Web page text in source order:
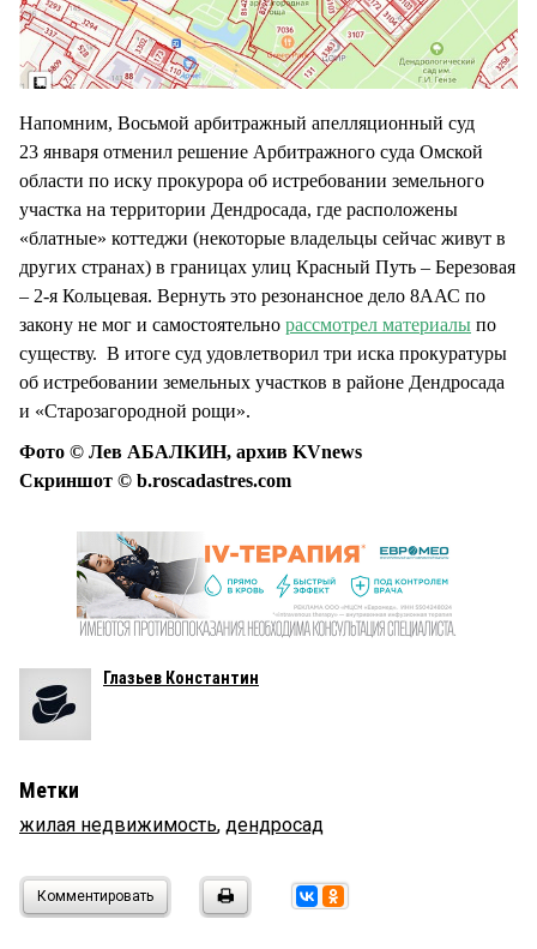
Напомним, Восьмой арбитражный апелляционный суд
23 января отменил решение Арбитражного суда Омской
области по иску прокурора об истребовании земельного
участка на территории Дендросада, где расположены
«блатные» коттеджи (некоторые владельцы сейчас живут в
других странах) в границах улиц Красный Путь – Березовая
– 2-я Кольцевая. Вернуть это резонансное дело 8ААС по
закону не мог и самостоятельно рассмотрел материалы по
существу. В итоге суд удовлетворил три иска прокуратуры
об истребовании земельных участков в районе Дендросада
и «Старозагородной рощи».
Фото © Лев АБАЛКИН, архив KVnews
Скриншот © b.roscadastres.com
Глазьев Константин
Метки
жилая недвижимость, дендросад
Комментировать